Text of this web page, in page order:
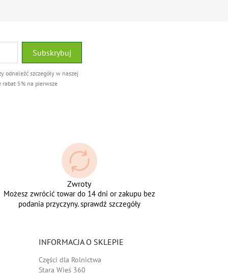
odnaleźć szczegóły w naszej
5% na pierwsze
Zwroty
Możesz zwrócić towar do 14 dni or zakupu bez
podania przyczyny. sprawdź szczegóły
INFORMACJA O SKLEPIE
Części dla Rolnictwa
Stara Wieś 360